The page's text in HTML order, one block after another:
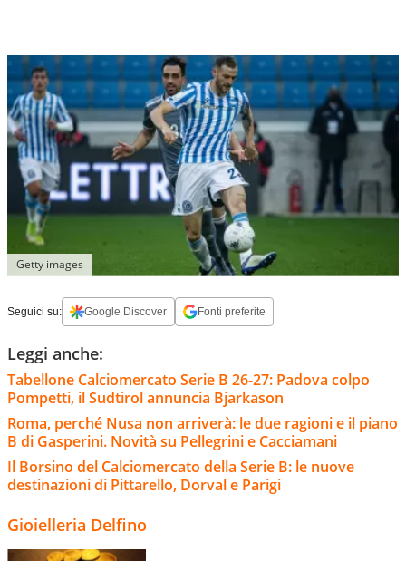
Getty images
Seguici su: Google Discover Fonti preferite
Leggi anche:
Tabellone Calciomercato Serie B 26-27: Padova colpo
Pompetti, il Sudtirol annuncia Bjarkason
Roma, perché Nusa non arriverà: le due ragioni e il piano
B di Gasperini. Novità su Pellegrini e Cacciamani
Il Borsino del Calciomercato della Serie B: le nuove
destinazioni di Pittarello, Dorval e Parigi
Gioielleria Delfino